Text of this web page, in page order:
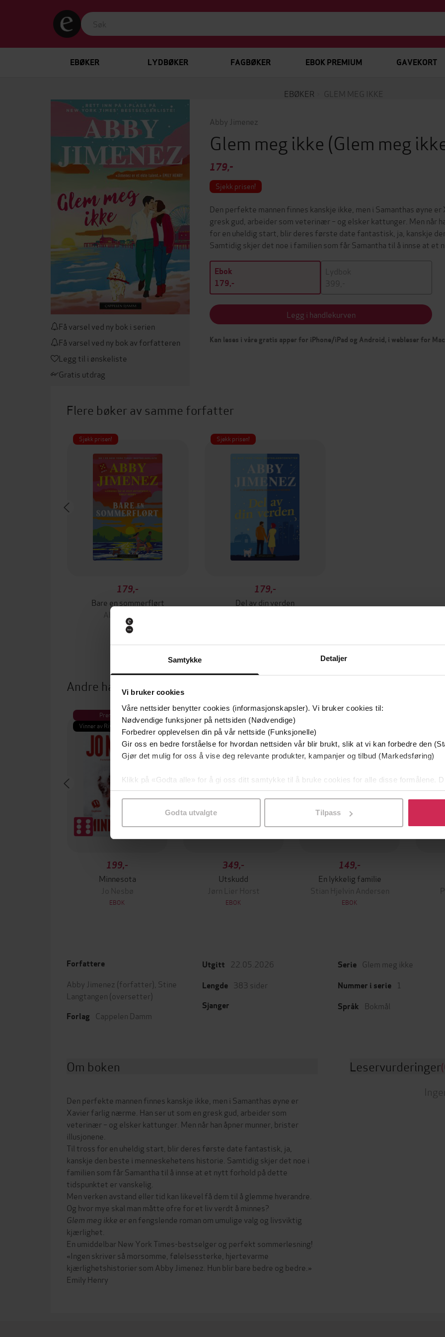
Samtykke Detaljer
Vi bruker cookies
Våre nettsider benytter cookies (informasjonskapsler). Vi bruker cookies til:
Nødvendige funksjoner på nettsiden (Nødvendige)
Forbedrer opplevelsen din på vår nettside (Funksjonelle)
Gir oss en bedre forståelse for hvordan nettsiden vår blir brukt, slik at vi kan forbedre den
Gjør det mulig for oss å vise deg relevante produkter, kampanjer og tilbud (Markedsføring)
Klikk på «Godta alle» for å gi oss ditt samtykke til å bruke cookies for alle disse formålene.
samtykke til spesifikke formål ved å klikke på «Tilpass». Du kan når som helst trekke
Godta utvalgte Tilpass
EBØKER LYDBØKER FAGBØKER EBOK PREMIUM GAVEKORT
EBØKER GLEM MEG IKKE
Få varsel ved ny bok i serien
Få varsel ved ny bok av forfatteren
Legg til i ønskeliste
Gratis utdrag
Abby Jimenez
Glem meg ikke (Glem meg
179,-
Sjekk prisen!
Den perfekte mannen finnes kanskje ikke, men i Samanthas øyne
gresk gud, arbeider som veterinær – og elsker kattunger. Men når
for en uheldig start, blir deres første date fantastisk, ja, kanskje
Samtidig skjer det noe i familien som får Samantha til å innse at
Ebok
179,-
Lydbok
399,-
Legg i handlekurven
Kan leses i våre gratis apper for iPhone/iPad og Android, i webleser for
Flere bøker av samme forfatter
Sjekk prisen!
179,-
Bare en sommerflørt
Abby Jimenez
EBOK
Sjekk prisen!
179,-
Del av din verden
Andre har også kjøpt
Premium
Vinner av Rivertonprisen
199,-
Minnesota
Jo Nesbø
EBOK
Premium
Første gang på tilbud
349,-
Utskudd
Jørn Lier Horst
EBOK
149,-
En lykkelig familie
Stian Hjelvin Andersen
EBOK
Forfattere
Abby Jimenez (forfatter), Stine
Langtangen (oversetter)
Forlag Cappelen Damm
Utgitt 22.05.2026
Lengde 383 sider
Sjanger
Serie Glem meg ikke
Nummer i serie 1
Språk Bokmål
Om boken
Den perfekte mannen finnes kanskje ikke, men i Samanthas øyne er
Xavier farlig nærme. Han ser ut som en gresk gud, arbeider som
veterinær – og elsker kattunger. Men når han åpner munner, brister
illusjonene.
Til tross for en uheldig start, blir deres første date fantastisk, ja,
kanskje den beste i menneskehetens historie. Samtidig skjer det noe i
familien som får Samantha til å innse at et nytt forhold på dette
tidspunktet er vanskelig.
Men verken avstand eller tid kan likevel få dem til å glemme hverandre.
Og hvor mye skal man måtte ofre for et liv verdt å minnes?
Glem meg ikke er en fengslende roman om umulige valg og livsviktig
kjærlighet.
En umiddelbar New York Times-bestselger og perfekt sommerlesning!
«Ingen skriver så morsomme, følelsessterke, hjertevarme
kjærlighetshistorier som Abby Jimenez. Hun blir bare bedre og bedre.»
Emily Henry
Leservurderinger